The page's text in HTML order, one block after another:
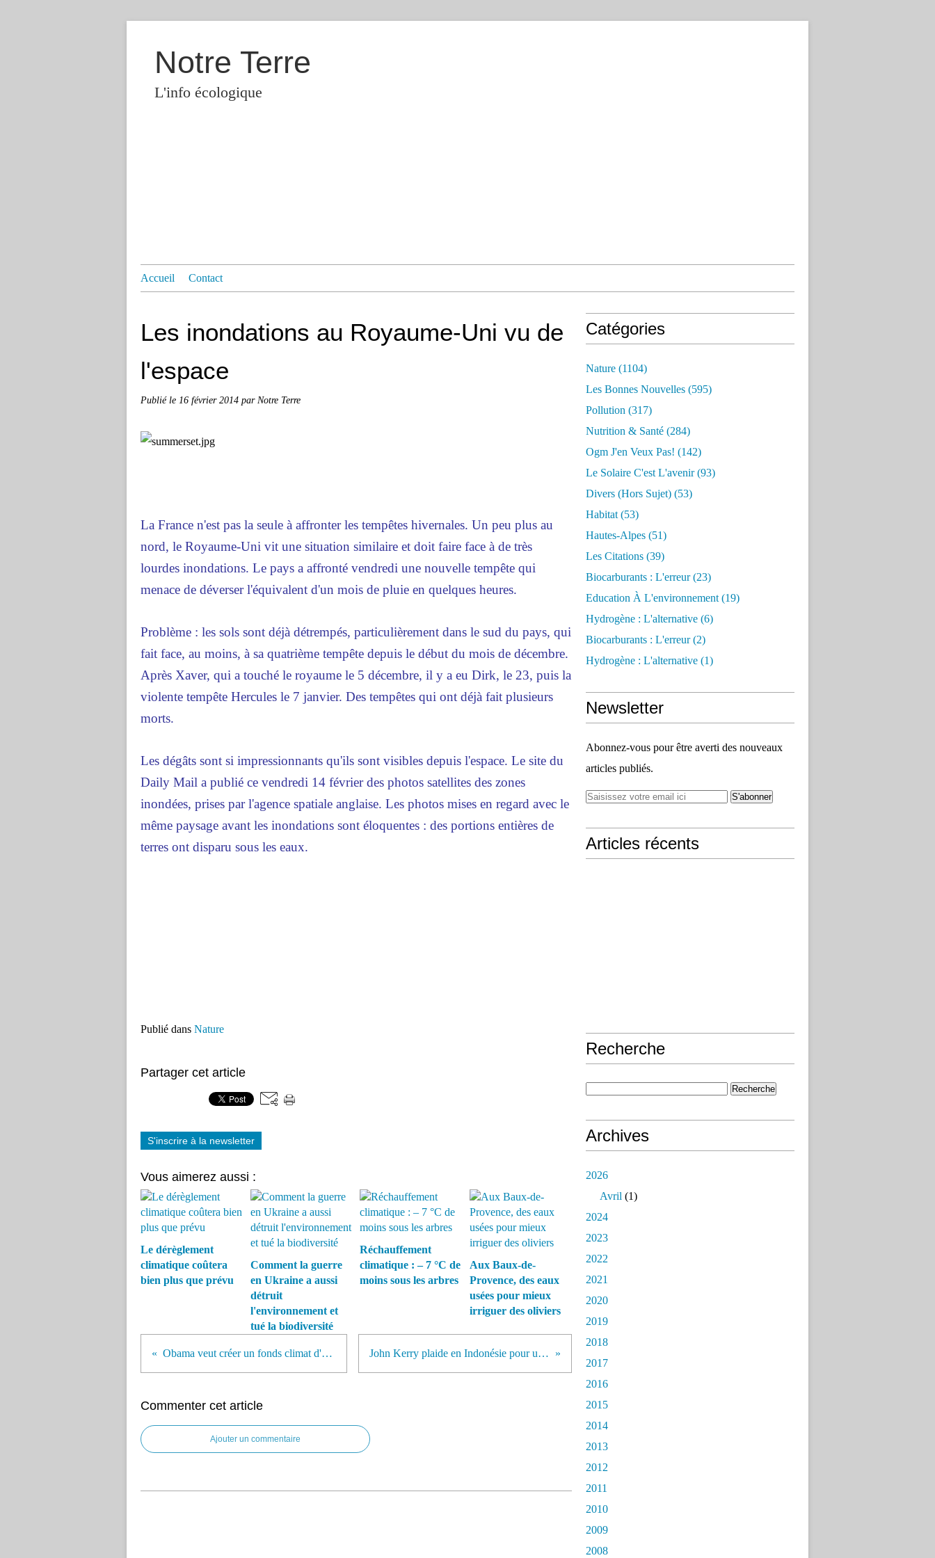
Notre Terre
L'info écologique
Accueil Contact
Les inondations au Royaume-Uni vu de
l'espace
Publié le 16 février 2014 par Notre Terre
La France n'est pas la seule à affronter les tempêtes hivernales. Un peu plus au
nord, le Royaume-Uni vit une situation similaire et doit faire face à de très
lourdes inondations. Le pays a affronté vendredi une nouvelle tempête qui
menace de déverser l'équivalent d'un mois de pluie en quelques heures.
Problème : les sols sont déjà détrempés, particulièrement dans le sud du pays, qui
fait face, au moins, à sa quatrième tempête depuis le début du mois de décembre.
Après Xaver, qui a touché le royaume le 5 décembre, il y a eu Dirk, le 23, puis la
violente tempête Hercules le 7 janvier. Des tempêtes qui ont déjà fait plusieurs
morts.
Les dégâts sont si impressionnants qu'ils sont visibles depuis l'espace. Le site du
Daily Mail a publié ce vendredi 14 février des photos satellites des zones
inondées, prises par l'agence spatiale anglaise. Les photos mises en regard avec le
même paysage avant les inondations sont éloquentes : des portions entières de
terres ont disparu sous les eaux.
Publié dans Nature
Partager cet article
S'inscrire à la newsletter
Vous aimerez aussi :
Le dérèglement
climatique coûtera
bien plus que prévu
Comment la guerre
en Ukraine a aussi
détruit
l'environnement et
tué la biodiversité
Réchauffement
climatique : – 7 °C de
moins sous les arbres
Aux Baux-de-
Provence, des eaux
usées pour mieux
irriguer des oliviers
Obama veut créer un fonds climat d'un milliard de dollars! John Kerry plaide en Indonésie pour une action sur le climat
Commenter cet article
Ajouter un commentaire
Catégories
Nature (1104)
Les Bonnes Nouvelles (595)
Pollution (317)
Nutrition & Santé (284)
Ogm J'en Veux Pas! (142)
Le Solaire C'est L'avenir(93)
Divers (hors Sujet) (53)
Habitat (53)
Hautes-Alpes (51)
Les Citations (39)
Biocarburants : L'erreur(23)
Education À L'environnement (19)
Hydrogène : L'alternative (6)
Biocarburants : L'erreur(2)
Hydrogène : L'alternative (1)
Newsletter
Abonnez-vous pour être averti des nouveaux
articles publiés.
Articles récents
Recherche
Archives
2026
Avril (1)
2024
2023
2022
2021
2020
2019
2018
2017
2016
2015
2014
2013
2012
2011
2010
2009
2008